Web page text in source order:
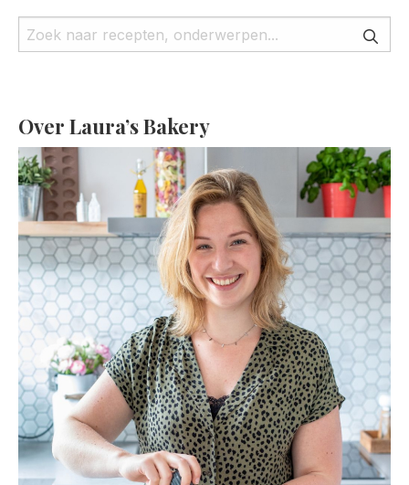
Over Laura’s Bakery